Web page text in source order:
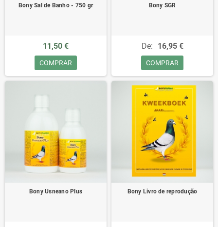
Bony Sal de Banho - 750 gr
11,50 €
COMPRAR
Bony SGR
De: 16,95 €
COMPRAR
Bony Usneano Plus Bony Livro de reprodução